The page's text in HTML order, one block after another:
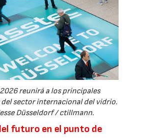
reunirá a los principales
sector internacional del vidrio.
Düsseldorf / ctillmann.
futuro en el punto de